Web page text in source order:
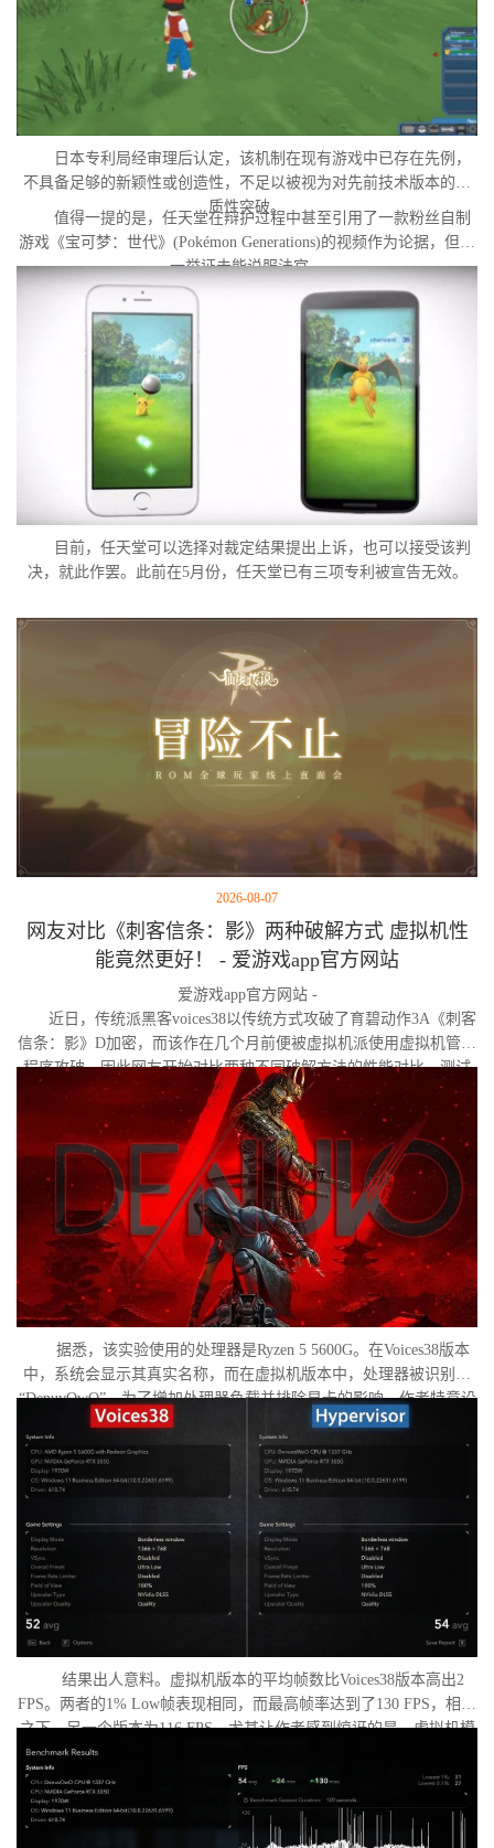
日本专利局经审理后认定，该机制在现有游戏中已存在先例，
不具备足够的新颖性或创造性，不足以被视为对先前技术版本的实
质性突破。
值得一提的是，任天堂在辩护过程中甚至引用了一款粉丝自制
游戏《宝可梦：世代》(Pokémon Generations)的视频作为论据，但这
一举证未能说服法官。
目前，任天堂可以选择对裁定结果提出上诉，也可以接受该判
决，就此作罢。此前在5月份，任天堂已有三项专利被宣告无效。
2026-08-07
网友对比《刺客信条：影》两种破解方式 虚拟机性
能竟然更好！ - 爱游戏app官方网站
爱游戏app官方网站 -
近日，传统派黑客voices38以传统方式攻破了育碧动作3A《刺客
信条：影》D加密，而该作在几个月前便被虚拟机派使用虚拟机管理
程序攻破。因此网友开始对比两种不同破解方法的性能对比。测试
作者决定验证，虚拟机管理程序是否真的会像许多玩家认为的那
样，导致明显的帧数下降。
据悉，该实验使用的处理器是Ryzen 5 5600G。在Voices38版本
中，系统会显示其真实名称，而在虚拟机版本中，处理器被识别为
“DenuvOwO”。为了增加处理器负载并排除显卡的影响，作者特意设
置了低分辨率，并将所有图形设置调至“极低”模式。两项测试均在相
同条件下进行：内存完整性和基于虚拟化的安全性（VBS）均已关
闭，并且两轮测试之间电脑甚至没有重启。
结果出人意料。虚拟机版本的平均帧数比Voices38版本高出2
FPS。两者的1% Low帧表现相同，而最高帧率达到了130 FPS，相比
之下，另一个版本为116 FPS。尤其让作者感到惊讶的是，虚拟机模
式下的优化竟如此之好。从理论上讲，额外的虚拟化层应该会给处
理器带来负担并降低性能，但实际上并没有发生这种情况。